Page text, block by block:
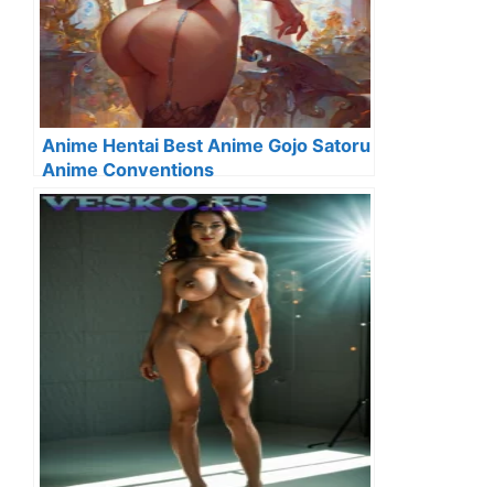
Anime Hentai Best Anime Gojo Satoru
Anime Conventions